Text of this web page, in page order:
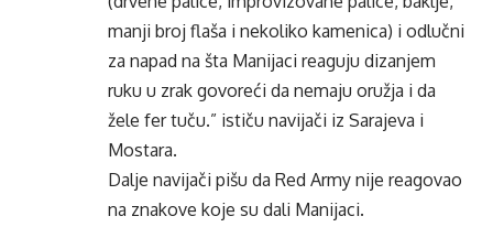
manji broj flaša i nekoliko kamenica) i odlučni
za napad na šta Manijaci reaguju dizanjem
ruku u zrak govoreći da nemaju oružja i da
žele fer tuču.” ističu navijači iz Sarajeva i
Mostara.
Dalje navijači pišu da Red Army nije reagovao
na znakove koje su dali Manijaci.